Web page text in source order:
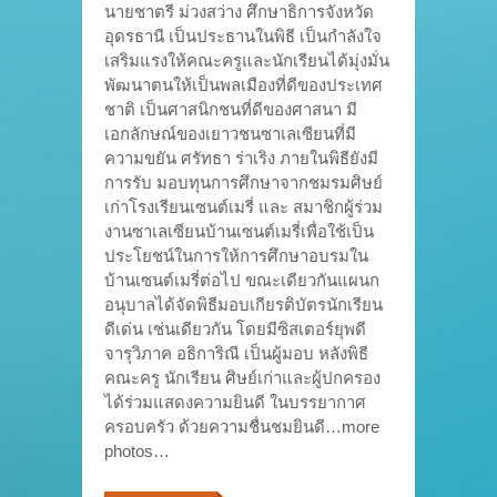
นายชาตรี ม่วงสว่าง ศึกษาธิการจังหวัด
อุดรธานี เป็นประธานในพิธี เป็นกำลังใจ
เสริมแรงให้คณะครูและนักเรียนได้มุ่งมั่น
พัฒนาตนให้เป็นพลเมืองที่ดีของประเทศ
ชาติ เป็นศาสนิกชนที่ดีของศาสนา มี
เอกลักษณ์ของเยาวชนซาเลเซียนที่มี
ความขยัน ศรัทธา ร่าเริง ภายในพิธียังมี
การรับ มอบทุนการศึกษาจากชมรมศิษย์
เก่าโรงเรียนเซนต์เมรี่ และ สมาชิกผู้ร่วม
งานซาเลเซียนบ้านเซนต์เมรี่เพื่อใช้เป็น
ประโยชน์ในการให้การศึกษาอบรมใน
บ้านเซนต์เมรี่ต่อไป ขณะเดียวกันแผนก
อนุบาลได้จัดพิธีมอบเกียรติบัตรนักเรียน
ดีเด่น เช่นเดียวกัน โดยมีซิสเตอร์ยุพดี
จารุวิภาค อธิการิณี เป็นผู้มอบ หลังพิธี
คณะครู นักเรียน ศิษย์เก่าและผู้ปกครอง
ได้ร่วมแสดงความยินดี ในบรรยากาศ
ครอบครัว ด้วยความชื่นชมยินดี…more
photos…